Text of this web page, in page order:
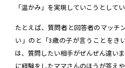
「温かみ」を実現していこうとしてい
たとえば、質問者と回答者のマッチ
い」のと「3歳の子が言うことをき
は、質問したい相手がぜんぜん違い
に経験をしたママさんのほうが答えや